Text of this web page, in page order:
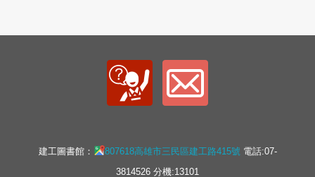
建工圖書館： 807618高雄市三民區建工路415號電話:07-
3814526 分機:13101